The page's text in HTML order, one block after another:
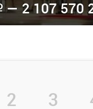
— 2 107 570
2 3